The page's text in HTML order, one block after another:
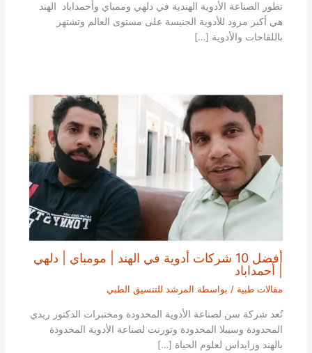
تطور الصناعة الأدوية الهندية في دلهي وممباي وأحمداباد الهند
هي أكبر مزود للأدوية الجنيسة على مستوى العالم وتشتهر
باللقاحات والأدوية […]
أفضل 10 شركات أدوية في الهند | مومباي | دلهي
| أحمداباد
مقالات طبية / بواسطة المرشد للتنسيق الطبي
تُعد شركة سن لصناعة الأدوية المحدودة ومختبرات الدكتور ريدي
المحدودة وسيبلا المحدودة وتورنت لصناعة الأدوية المحدودة
بالهند وزايداس لعلوم الحياة […]